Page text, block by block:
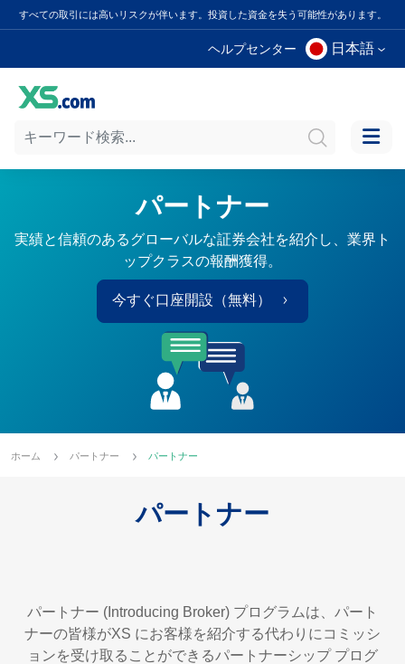
すべての取引には高いリスクが伴います。投資した資金を失う可能性があります。
ヘルプセンター 日本語
パートナー
実績と信頼のあるグローバルな証券会社を紹介し、業界ト
ップクラスの報酬獲得。
今すぐ口座開設（無料）
ホーム パートナー パートナー
パートナー
パートナー (Introducing Broker) プログラムは、パート
ナーの皆様がXS にお客様を紹介する代わりにコミッシ
ョンを受け取ることができるパートナーシップ プログ